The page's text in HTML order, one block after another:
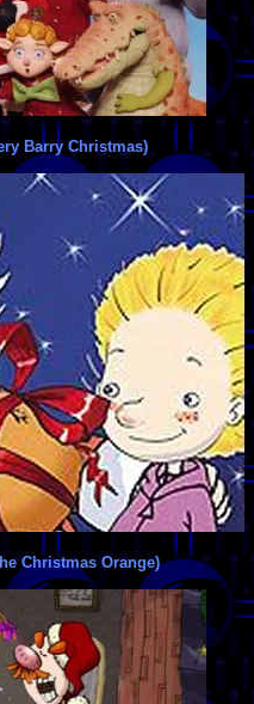
Barry Christmas)
Christmas Orange)